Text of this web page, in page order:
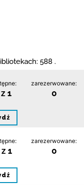
588 .
1
zarezerwowane:
0
1
zarezerwowane:
0